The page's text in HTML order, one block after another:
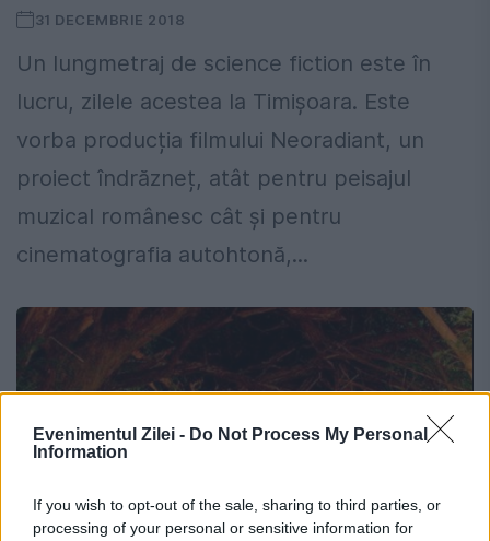
Evenimentul Zilei - Do Not Process My Personal
Information
If you wish to opt-out of the sale, sharing to third parties, or
processing of your personal or sensitive information for
31 DECEMBRIE 2018
Un lungmetraj de science fiction este în
lucru, zilele acestea la Timișoara. Este
vorba producția filmului Neoradiant, un
proiect îndrăzneț, atât pentru peisajul
muzical românesc cât și pentru
cinematografia autohtonă,...